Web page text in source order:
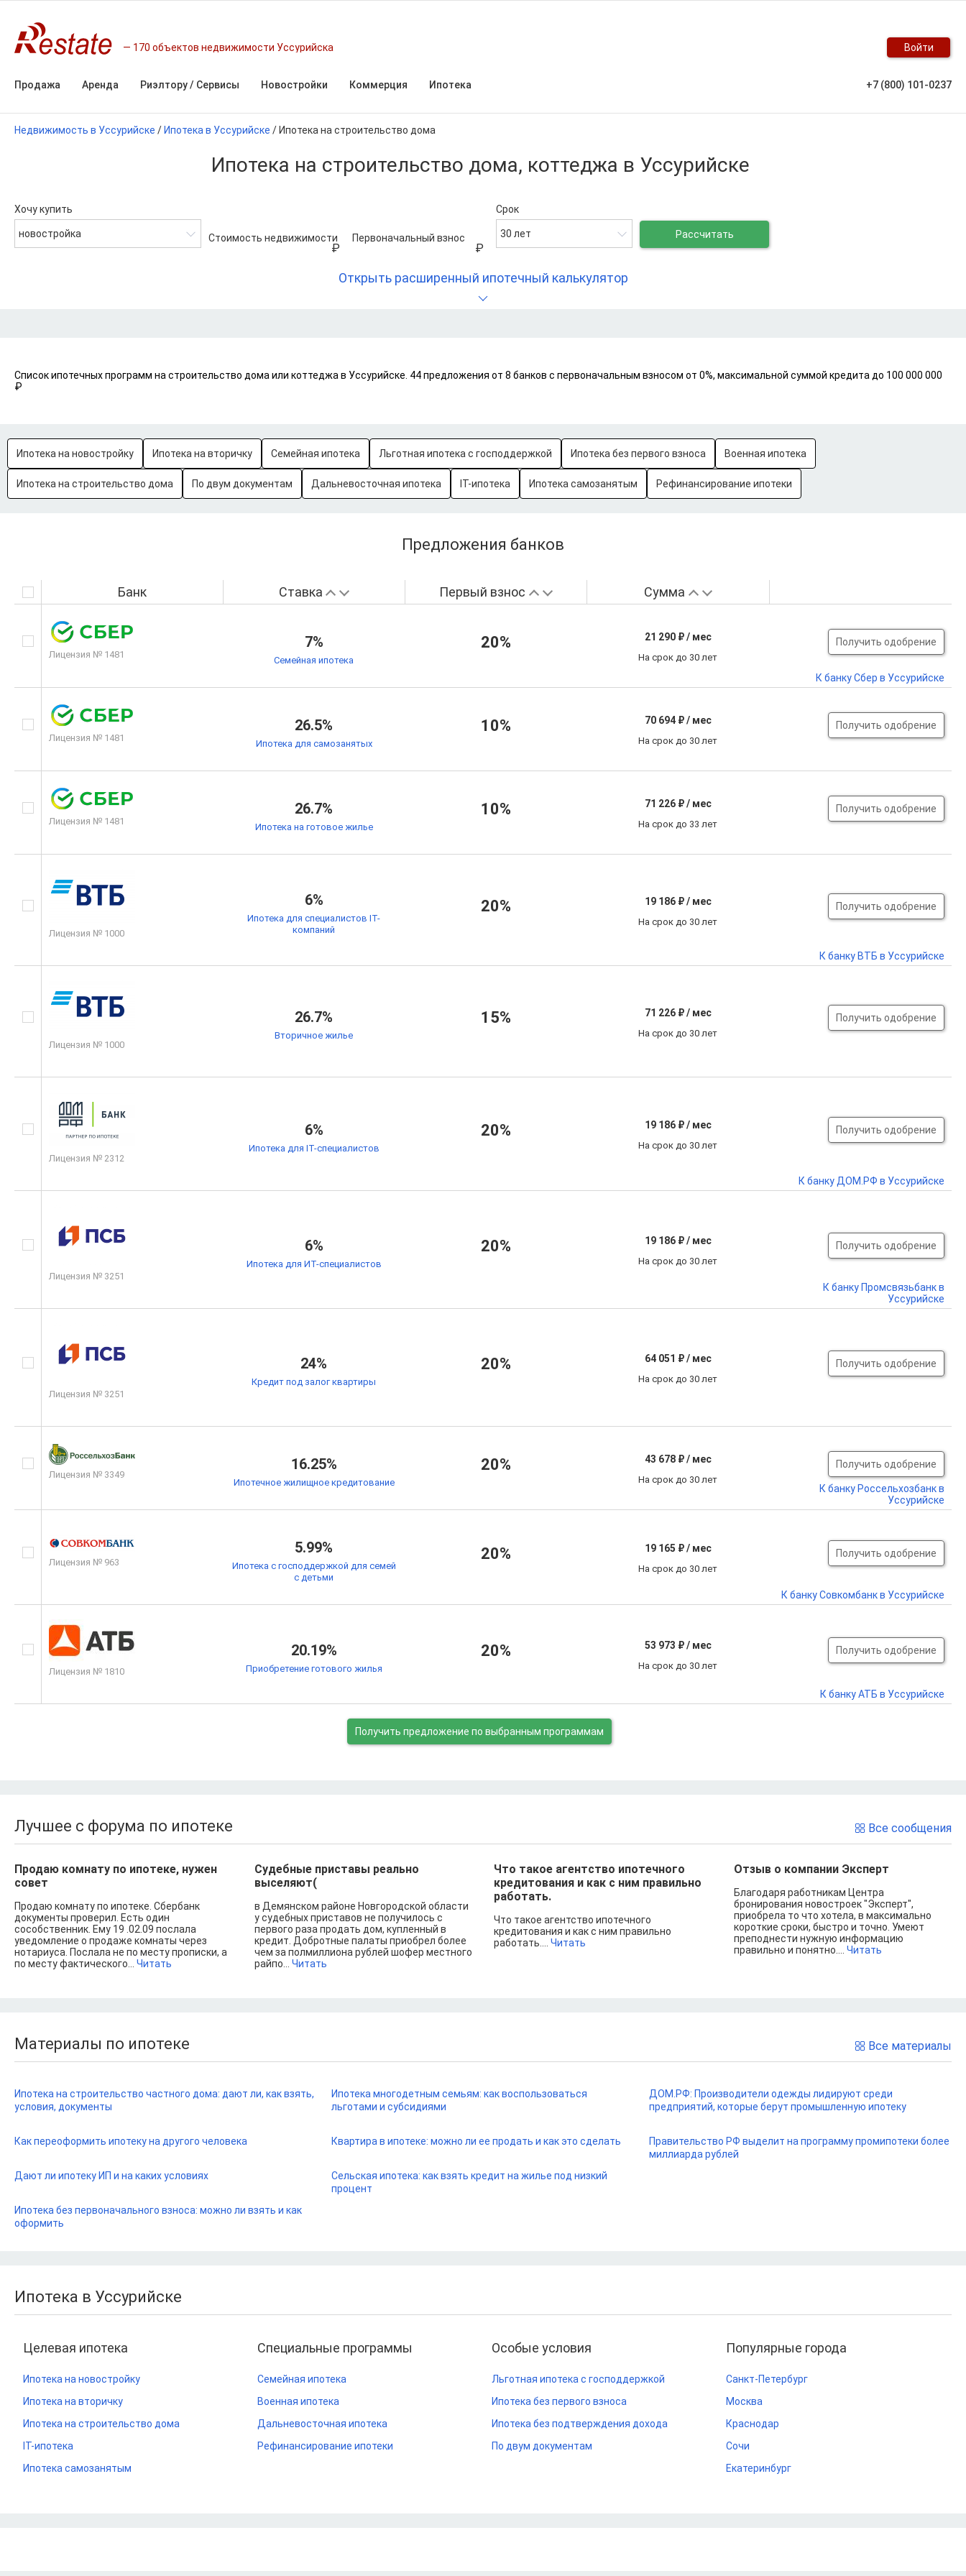
170 объектов недвижимости Уссурийска Войти
Продажа Аренда Риэлтору / Сервисы Новостройки Коммерция Ипотека +7 (800) 101-0237
Недвижимость в Уссурийске / Ипотека в Уссурийске / Ипотека на строительство дома
Ипотека на строительство дома, коттеджа в Уссурийске
Хочу купить
новостройка Стоимость недвижимости Первоначальный взнос
Срок
30 лет Рассчитать
Открыть расширенный ипотечный калькулятор
Список ипотечных программ на строительство дома или коттеджа в Уссурийске. 44 предложения от 8 банков с первоначальным взносом от 0%, максимальной суммой кредита до 100 000 000
₽
Ипотека на новостройку Ипотека на вторичку Семейная ипотека Льготная ипотека с господдержкой Ипотека без первого взноса Военная ипотека
Ипотека на строительство дома По двум документам Дальневосточная ипотека IT-ипотека Ипотека самозанятым Рефинансирование ипотеки
Предложения банков
Банк Ставка Первый взнос Сумма
Лицензия № 1481
7%
Семейная ипотека
20% 21 290 ₽ / мес
На срок до 30 лет
Получить одобрение
К банку Сбер в Уссурийске
Лицензия № 1481
26.5%
Ипотека для самозанятых
10% 70 694 ₽ / мес
На срок до 30 лет
Получить одобрение
Лицензия № 1481
26.7%
Ипотека на готовое жилье
10% 71 226 ₽ / мес
На срок до 33 лет
Получить одобрение
Лицензия № 1000
6%
Ипотека для специалистов IT-
компаний
20% 19 186 ₽ / мес
На срок до 30 лет
Получить одобрение
К банку ВТБ в Уссурийске
Лицензия № 1000
26.7%
Вторичное жилье
15% 71 226 ₽ / мес
На срок до 30 лет
Получить одобрение
Лицензия № 2312
6%
Ипотека для IT-специалистов
20% 19 186 ₽ / мес
На срок до 30 лет
Получить одобрение
К банку ДОМ.РФ в Уссурийске
Лицензия № 3251
6%
Ипотека для ИТ-специалистов
20% 19 186 ₽ / мес
На срок до 30 лет
Получить одобрение
К банку Промсвязьбанк в
Уссурийске
Лицензия № 3251
24%
Кредит под залог квартиры
20% 64 051 ₽ / мес
На срок до 30 лет
Получить одобрение
Лицензия № 3349
16.25%
Ипотечное жилищное кредитование
20% 43 678 ₽ / мес
На срок до 30 лет
Получить одобрение
К банку Россельхозбанк в
Уссурийске
Лицензия № 963
5.99%
Ипотека с господдержкой для семей
с детьми
20% 19 165 ₽ / мес
На срок до 30 лет
Получить одобрение
К банку Совкомбанк в Уссурийске
Лицензия № 1810
20.19%
Приобретение готового жилья
20% 53 973 ₽ / мес
На срок до 30 лет
Получить одобрение
К банку АТБ в Уссурийске
Получить предложение по выбранным программам
Все сообщения
Лучшее с форума по ипотеке
Продаю комнату по ипотеке, нужен
совет
Продаю комнату по ипотеке. Сбербанк
документы проверил. Есть один
сособственник. Ему 19 .02.09 послала
уведомление о продаже комнаты через
нотариуса. Послала не по месту прописки, а
по месту фактического... Читать
Судебные приставы реально
выселяют(
в Демянском районе Новгородской области
у судебных приставов не получилось с
первого раза продать дом, купленный в
кредит. Добротные палаты приобрел более
чем за полмиллиона рублей шофер местного
райпо... Читать
Что такое агентство ипотечного
кредитования и как с ним правильно
работать.
Что такое агентство ипотечного
кредитования и как с ним правильно
работать.... Читать
Отзыв о компании Эксперт
Благодаря работникам Центра
бронирования новостроек "Эксперт",
приобрела то что хотела, в максимально
короткие сроки, быстро и точно. Умеют
преподнести нужную информацию
правильно и понятно.... Читать
Все материалы
Материалы по ипотеке
Ипотека на строительство частного дома: дают ли, как взять,
условия, документы
Как переоформить ипотеку на другого человека
Дают ли ипотеку ИП и на каких условиях
Ипотека без первоначального взноса: можно ли взять и как
оформить
Ипотека многодетным семьям: как воспользоваться
льготами и субсидиями
Квартира в ипотеке: можно ли ее продать и как это сделать
Сельская ипотека: как взять кредит на жилье под низкий
процент
ДОМ.РФ: Производители одежды лидируют среди
предприятий, которые берут промышленную ипотеку
Правительство РФ выделит на программу промипотеки более
миллиарда рублей
Ипотека в Уссурийске
Целевая ипотека
Ипотека на новостройку
Ипотека на вторичку
Ипотека на строительство дома
IT-ипотека
Ипотека самозанятым
Специальные программы
Семейная ипотека
Военная ипотека
Дальневосточная ипотека
Рефинансирование ипотеки
Особые условия
Льготная ипотека с господдержкой
Ипотека без первого взноса
Ипотека без подтверждения дохода
По двум документам
Популярные города
Санкт-Петербург
Москва
Краснодар
Сочи
Екатеринбург